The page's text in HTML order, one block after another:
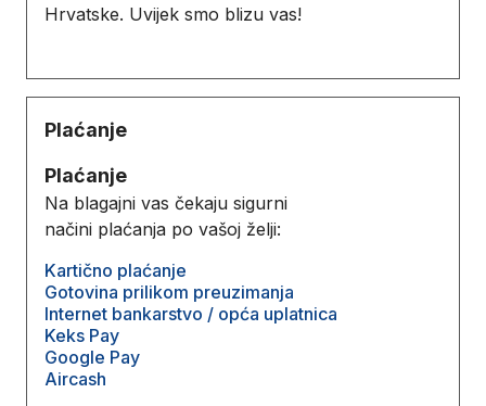
Hrvatske. Uvijek smo blizu vas!
Plaćanje
Plaćanje
Na blagajni vas čekaju sigurni
načini plaćanja po vašoj želji:
Kartično plaćanje
Gotovina prilikom preuzimanja
Internet bankarstvo / opća uplatnica
Keks Pay
Google Pay
Aircash